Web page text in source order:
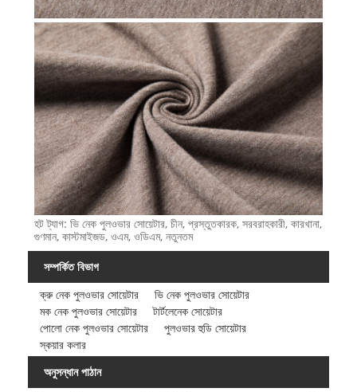
হট ট্যাগ: ভি নেক পুলওভার সোয়েটার, চীন, প্রস্তুতকারক, সরবরাহকারী, কারখানা,
গুণমান, কাস্টমাইজড, ওএম, ওডিএম, নতুনতম
সম্পর্কিত বিভাগ
ক্রু নেক পুলওভার সোয়েটার
ভি নেক পুলওভার সোয়েটার
মক নেক পুলওভার সোয়েটার
টার্টলেনেক সোয়েটার
পোলো নেক পুলওভার সোয়েটার
পুলওভার হুডি সোয়েটার
স্কয়ার কলার
অনুসন্ধান পাঠান